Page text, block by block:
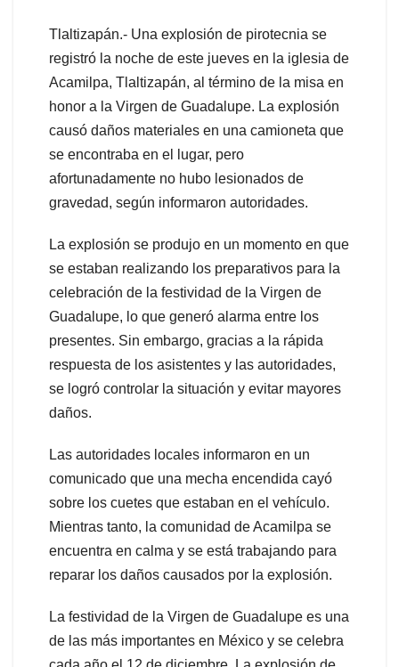
Tlaltizapán.- Una explosión de pirotecnia se
registró la noche de este jueves en la iglesia de
Acamilpa, Tlaltizapán, al término de la misa en
honor a la Virgen de Guadalupe. La explosión
causó daños materiales en una camioneta que
se encontraba en el lugar, pero
afortunadamente no hubo lesionados de
gravedad, según informaron autoridades.
La explosión se produjo en un momento en que
se estaban realizando los preparativos para la
celebración de la festividad de la Virgen de
Guadalupe, lo que generó alarma entre los
presentes. Sin embargo, gracias a la rápida
respuesta de los asistentes y las autoridades,
se logró controlar la situación y evitar mayores
daños.
Las autoridades locales informaron en un
comunicado que una mecha encendida cayó
sobre los cuetes que estaban en el vehículo.
Mientras tanto, la comunidad de Acamilpa se
encuentra en calma y se está trabajando para
reparar los daños causados por la explosión.
La festividad de la Virgen de Guadalupe es una
de las más importantes en México y se celebra